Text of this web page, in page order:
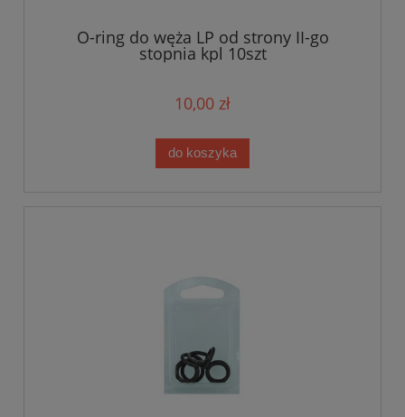
O-ring do węża LP od strony II-go
stopnia kpl 10szt
10,00 zł
do koszyka